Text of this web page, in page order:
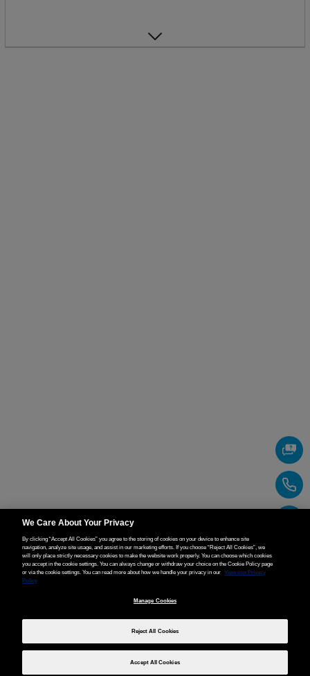
We Care About Your Privacy
By clicking “Accept All Cookies” you agree to the storing of cookies on your device to enhance site
navigation, analyze site usage, and assist in our marketing efforts. If you choose “Reject All Cookies”, we
will only place strictly necessary cookies to make the website work properly. You can choose which cookies
you accept in the cookie settings. You can always change or withdraw your choice on the Cookie Policy page
or via the cookie settings. You can read more about how we handle your privacy in our
View our Privacy
Policy
Manage Cookies
Reject All Cookies
Accept All Cookies